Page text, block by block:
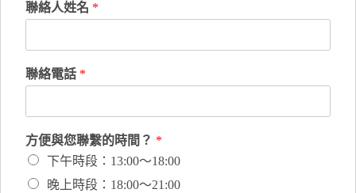
聯絡人姓名 *
聯絡電話 *
方便與您聯繫的時間？ *
下午時段：13:00～18:00
晚上時段：18:00～21:00